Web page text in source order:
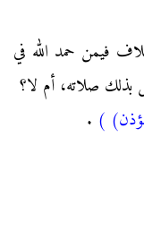
فيمن حمد الله في
صلاته، أم لا؟
)
.